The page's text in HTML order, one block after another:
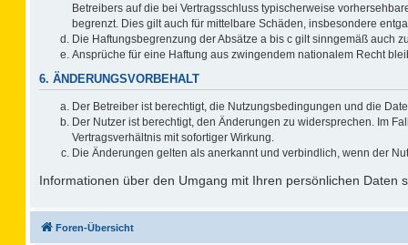
Betreibers auf die bei Vertragsschluss typischerweise
begrenzt. Dies gilt auch für mittelbare Schäden, insbesondere
Die Haftungsbegrenzung der Absätze a bis c gilt sinngemäß auch
Ansprüche für eine Haftung aus zwingendem nationalem Recht
6. ÄNDERUNGSVORBEHALT
Der Betreiber ist berechtigt, die Nutzungsbedingungen und die
Der Nutzer ist berechtigt, den Änderungen zu widersprechen. Im
Vertragsverhältnis mit sofortiger Wirkung.
Die Änderungen gelten als anerkannt und verbindlich, wenn der
Informationen über den Umgang mit Ihren persönlichen Daten
Foren-Übersicht